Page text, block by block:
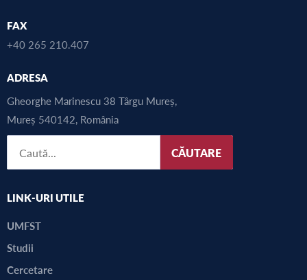
FAX
+40 265 210.407
ADRESA
Gheorghe Marinescu 38 Târgu Mureș,
Mureș 540142, România
CĂUTARE
LINK-URI UTILE
UMFST
Studii
Cercetare